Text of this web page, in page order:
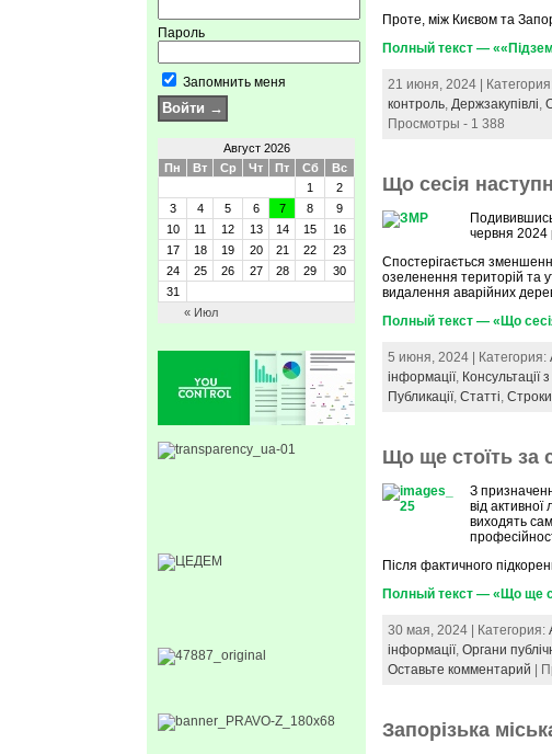
Пароль
Запомнить меня
Август 2026
Пн
Вт Ср Чт Пт Сб Вс
« Июл
1
2
3
4 5 6 7 8
9
10
11 12 13 14 15
16
17
18 19 20 21 22
23
24
25 26 27 28 29
30
31
Проте, між Києвом та
Полный текст —
21 июня, 2024 |
контроль,Держзакупівлі,
Просмотры - 1 388
Що сесія
червня 2024
Спостерігається
озеленення територій та
видалення аварійних
Полный текст — «Що
5 июня, 2024 | Категория:
інформації, Консультації
Публикації,Статті,Строки
Що ще стоїть за
З
від
виходять
Після фактичного
Полный текст — «Що ще
30 мая, 2024 | Категория:
інформації,Органи
Оставьте комментарий
|
Запорізька